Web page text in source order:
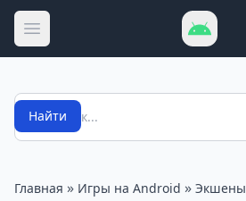
Открыть меню
Поиск
Найти
Главная » Игры на Android » Экшены